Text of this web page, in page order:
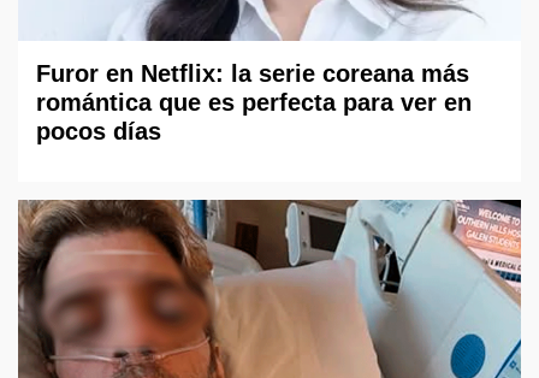
Furor en Netflix: la serie coreana más
romántica que es perfecta para ver en
pocos días